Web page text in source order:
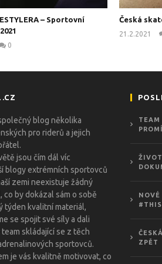
– Sportovní
0
Česká
21.2.2021
blog několika
pro riderů a jejich
jsou čím dál víc
blogy extrémních sportovců
zemi neexistuje žádný
co by dokázal sám o sobě
týden kvalitní materiál,
se spojit své síly a dali
skládající se z těch
sportovců.
je vás kvalitně motivovat, co
TEAM
ŽIVOT
ZPĚT